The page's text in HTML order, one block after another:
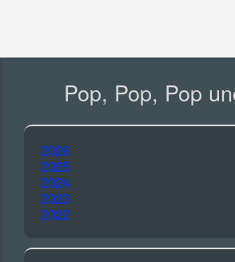
Pop, Pop, Pop
2026
2025
2024
2023
2022